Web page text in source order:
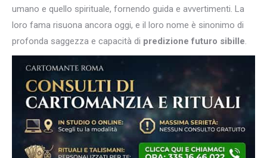
umano e quello spirituale, fornendo guida e avvertimenti. La
loro fama risuona ancora oggi, e il loro nome è sinonimo di
profonda saggezza e capacità di predizione futuro sibille.